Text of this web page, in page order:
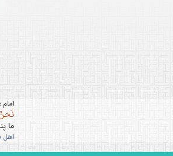
ما
اهل